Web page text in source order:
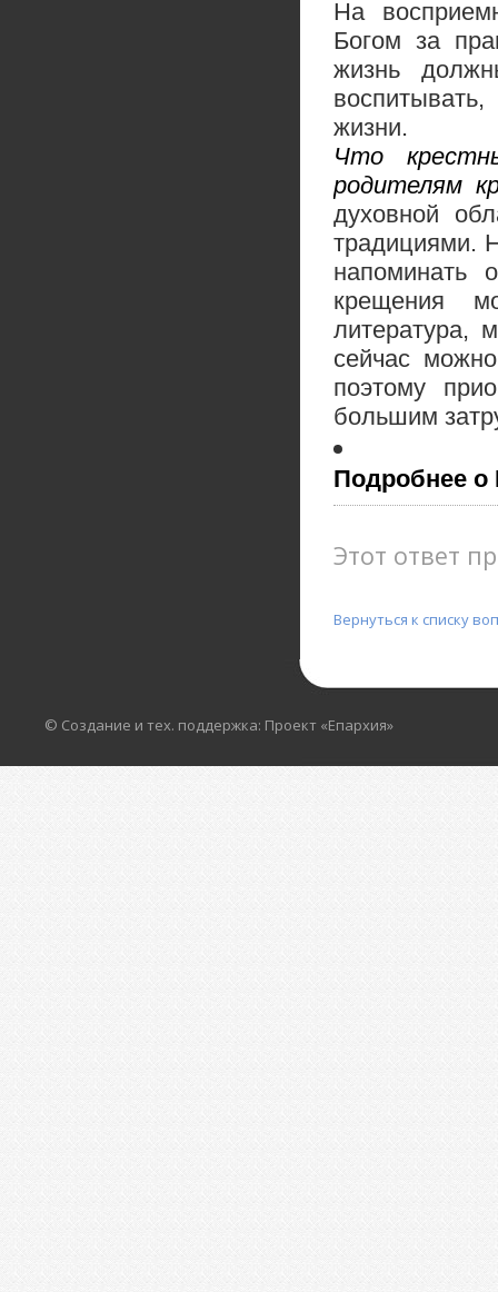
На
Богом за
жизнь
жизни.
Что
родителям
духовной
традициями.
напоминать
крещения
литература,
сейчас
поэтому
большим
Подробнее о
Этот ответ
Вернуться к списку
© Создание и тех. поддержка: Проект «Епархия»